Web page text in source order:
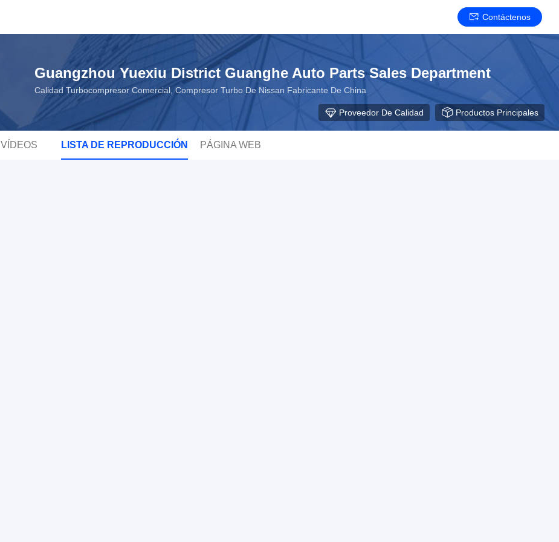
Contáctenos
Guangzhou Yuexiu District Guanghe Auto Parts Sales Department
Calidad Turbocompresor Comercial, Compresor Turbo De Nissan Fabricante De China
Proveedor De Calidad Productos Principales
VÍDEOS LISTA DE REPRODUCCIÓN PÁGINA WEB